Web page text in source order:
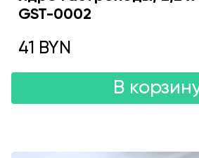
GST-0002
41 BYN
В